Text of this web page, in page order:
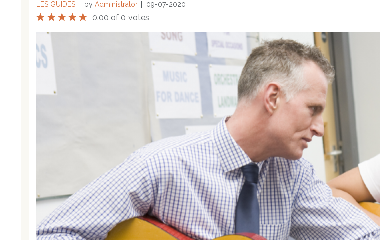
LES GUIDES by Administrator 09-07-2020
0.00 of 0 votes